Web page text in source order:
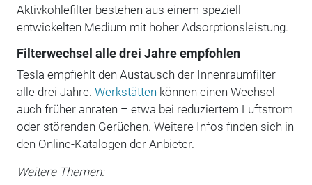
Aktivkohlefilter bestehen aus einem speziell
entwickelten Medium mit hoher Adsorptionsleistung.
Filterwechsel alle drei Jahre empfohlen
Tesla empfiehlt den Austausch der Innenraumfilter
alle drei Jahre. Werkstätten können einen Wechsel
auch früher anraten – etwa bei reduziertem Luftstrom
oder störenden Gerüchen. Weitere Infos finden sich in
den Online-Katalogen der Anbieter.
Weitere Themen: